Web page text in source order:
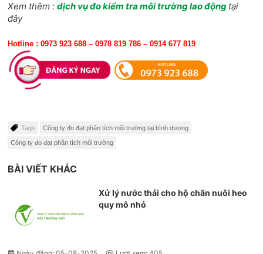
Xem thêm :dịch vụ đo kiểm tra môi trường lao động tại
đây
Hotline : 0973 923 688 – 0978 819 786 – 0914 677 819
Tags Công ty đo đạt phân tích môi trường tại bình dương
Công ty đo đạt phân tích môi trường
BÀI VIẾT KHÁC
Xử lý nước thải cho hộ chăn nuôi heo
quy mô nhỏ